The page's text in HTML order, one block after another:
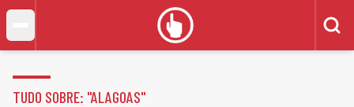
TUDO SOBRE: "ALAGOAS"